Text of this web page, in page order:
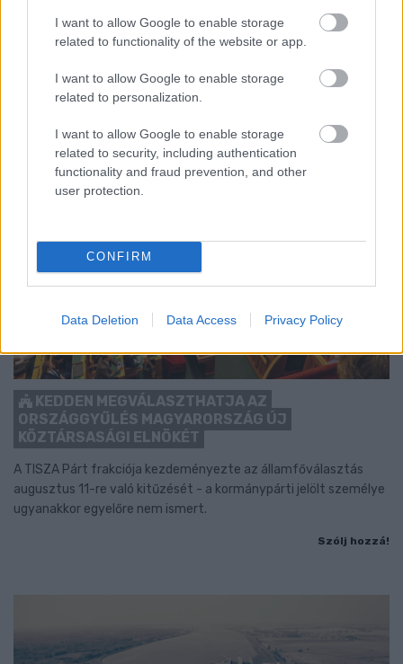
I want to allow Google to enable storage
related to functionality of the website or app.
I want to allow Google to enable storage
related to personalization.
I want to allow Google to enable storage
related to security, including authentication
functionality and fraud prevention, and other
user protection.
CONFIRM
Data Deletion Data Access Privacy Policy
Nem vicc! A Fidesz maradéka tényleg egy ingyenes e-mail
szolgáltatást használt, hogy megvédje a Fidesz maradékát.
Szólj hozzá!
KEDDEN MEGVÁLASZTHATJA AZ
ORSZÁGGYŰLÉS MAGYARORSZÁG ÚJ
KÖZTÁRSASÁGI ELNÖKÉT
A TISZA Párt frakciója kezdeményezte az államfőválasztás
augusztus 11-re való kitűzését - a kormánypárti jelölt személye
ugyanakkor egyelőre nem ismert.
Szólj hozzá!